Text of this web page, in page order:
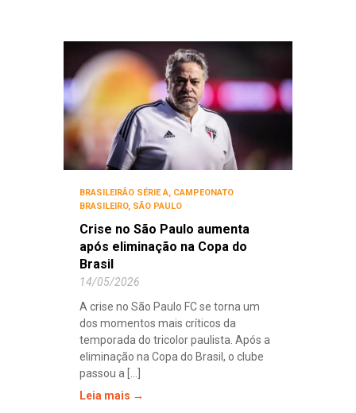
BRASILEIRÃO SÉRIE A, CAMPEONATO
BRASILEIRO, SÃO PAULO
Crise no São Paulo aumenta
após eliminação na Copa do
Brasil
14/05/2026
A crise no São Paulo FC se torna um
dos momentos mais críticos da
temporada do tricolor paulista. Após a
eliminação na Copa do Brasil, o clube
passou a [...]
Leia mais →